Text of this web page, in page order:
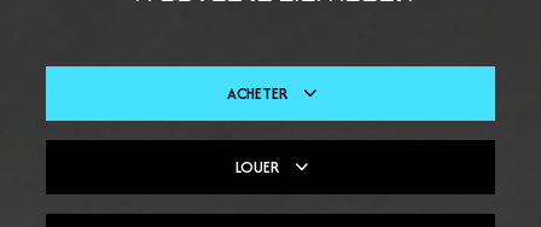
ACHETER
Du neuf
LOUER